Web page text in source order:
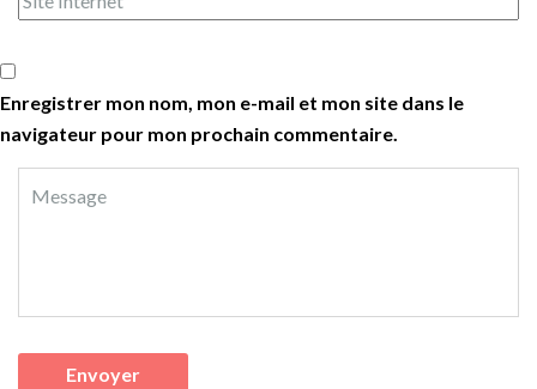
Enregistrer mon nom, mon e-mail et mon site dans le
navigateur pour mon prochain commentaire.